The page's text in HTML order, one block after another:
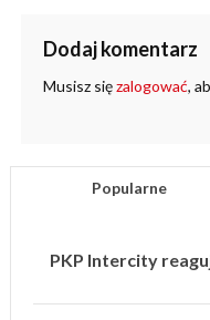
Dodaj komentarz
Musisz sięzalogować,
Popularne
PKP Intercity